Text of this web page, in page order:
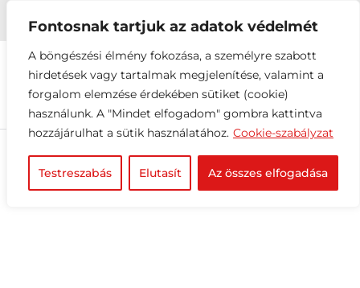
Fontosnak tartjuk az adatok védelmét
A böngészési élmény fokozása, a személyre szabott
hirdetések vagy tartalmak megjelenítése, valamint a
forgalom elemzése érdekében sütiket (cookie)
használunk. A "Mindet elfogadom" gombra kattintva
hozzájárulhat a sütik használatához. Cookie-szabályzat
Testreszabás Elutasít Az összes elfogadása
 +36 1 216 2612 info@elektrovill.hu